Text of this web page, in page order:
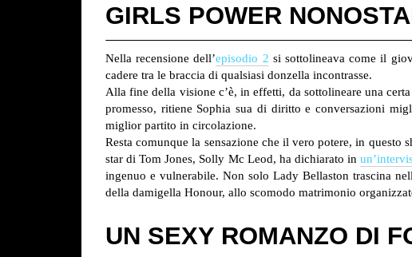
GIRLS POWER
Nella recensione dell’episodio 2 si sottolineava come il
cadere tra le braccia di qualsiasi donzella incontrasse.
Alla fine della visione c’è, in effetti, da sottolineare una certa
promesso, ritiene Sophia sua di diritto e conversazioni
miglior partito in circolazione.
Resta comunque la sensazione che il vero potere, in questo
star di Tom Jones, Solly Mc Leod, ha dichiarato in
ingenuo e vulnerabile. Non solo Lady Bellaston trascina
della damigella Honour, allo scomodo matrimonio
UN SEXY ROMANZO DI